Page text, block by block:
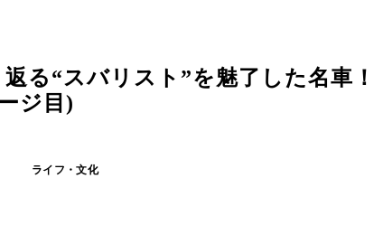
る“スバリスト”を魅了した名車
ジ目)
ライフ・文化